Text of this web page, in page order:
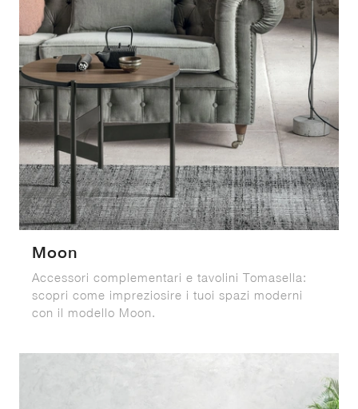
Moon
Accessori complementari e tavolini Tomasella:
scopri come impreziosire i tuoi spazi moderni
con il modello Moon.